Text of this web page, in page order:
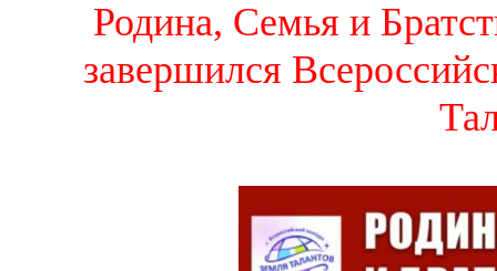
Родина, Семья и
завершился